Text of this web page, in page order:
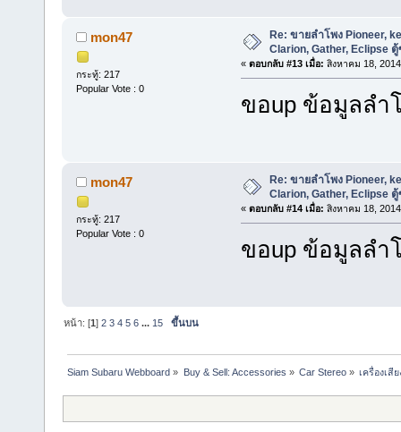
mon47
กระทู้: 217
Popular Vote : 0
Re: ขายลำโพง Pioneer,
Clarion, Gather, Eclipse
« ตอบกลับ #13 เมื่อ: สิงหาคม 18,
ขอup ข้อมูลลำ
mon47
กระทู้: 217
Popular Vote : 0
Re: ขายลำโพง Pioneer,
Clarion, Gather, Eclipse
« ตอบกลับ #14 เมื่อ: สิงหาคม 18,
ขอup ข้อมูลลำ
หน้า: [1]2 3 4 5 6 ...15 ขึ้นบน
Siam Subaru Webboard » Buy & Sell: Accessories » Car Stereo» เครื่องเสี